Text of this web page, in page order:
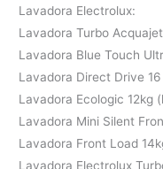
Lavadora Electrolux:
Lavadora Turbo
Lavadora Blue Touch
Lavadora Direct Drive 16
Lavadora Ecologic 12kg
Lavadora Mini Silent
Lavadora Front Load
Lavadora Electrolux